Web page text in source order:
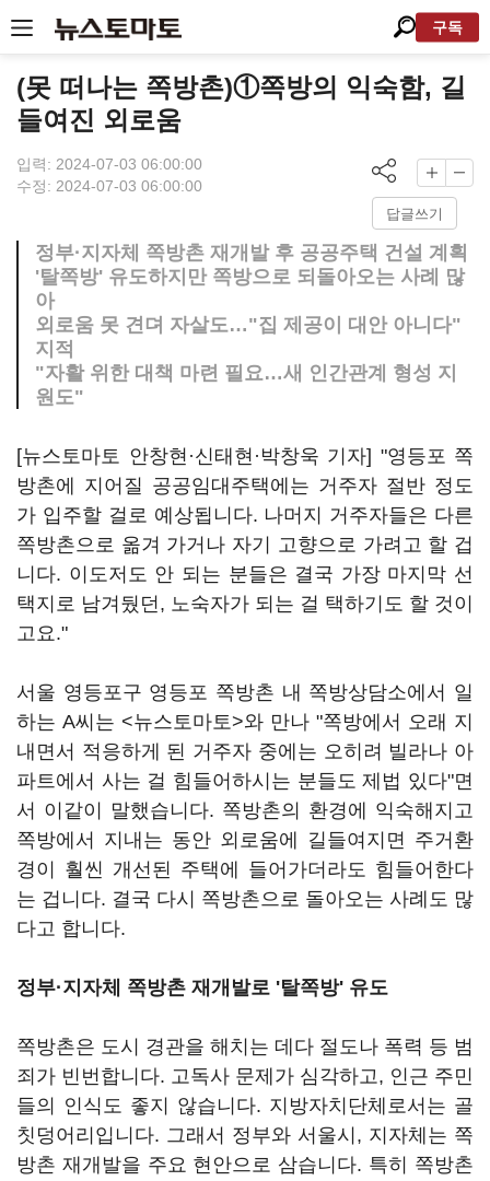
구독
(못 떠나는 쪽방촌)①쪽방의 익숙함, 길
들여진 외로움
입력: 2024-07-03 06:00:00
수정: 2024-07-03 06:00:00
답글쓰기
정부·지자체 쪽방촌 재개발 후 공공주택 건설 계획
'탈쪽방' 유도하지만 쪽방으로 되돌아오는 사례 많
아
외로움 못 견뎌 자살도…"집 제공이 대안 아니다"
지적
"자활 위한 대책 마련 필요…새 인간관계 형성 지
원도"
[뉴스토마토 안창현·신태현·박창욱 기자] "영등포 쪽
방촌에 지어질 공공임대주택에는 거주자 절반 정도
가 입주할 걸로 예상됩니다. 나머지 거주자들은 다른
쪽방촌으로 옮겨 가거나 자기 고향으로 가려고 할 겁
니다. 이도저도 안 되는 분들은 결국 가장 마지막 선
택지로 남겨뒀던, 노숙자가 되는 걸 택하기도 할 것이
고요."
서울 영등포구 영등포 쪽방촌 내 쪽방상담소에서 일
하는 A씨는 <뉴스토마토>와 만나 "쪽방에서 오래 지
내면서 적응하게 된 거주자 중에는 오히려 빌라나 아
파트에서 사는 걸 힘들어하시는 분들도 제법 있다"면
서 이같이 말했습니다. 쪽방촌의 환경에 익숙해지고
쪽방에서 지내는 동안 외로움에 길들여지면 주거환
경이 훨씬 개선된 주택에 들어가더라도 힘들어한다
는 겁니다. 결국 다시 쪽방촌으로 돌아오는 사례도 많
다고 합니다.
정부·지자체 쪽방촌 재개발로 '탈쪽방' 유도
쪽방촌은 도시 경관을 해치는 데다 절도나 폭력 등 범
죄가 빈번합니다. 고독사 문제가 심각하고, 인근 주민
들의 인식도 좋지 않습니다. 지방자치단체로서는 골
칫덩어리입니다. 그래서 정부와 서울시, 지자체는 쪽
방촌 재개발을 주요 현안으로 삼습니다. 특히 쪽방촌